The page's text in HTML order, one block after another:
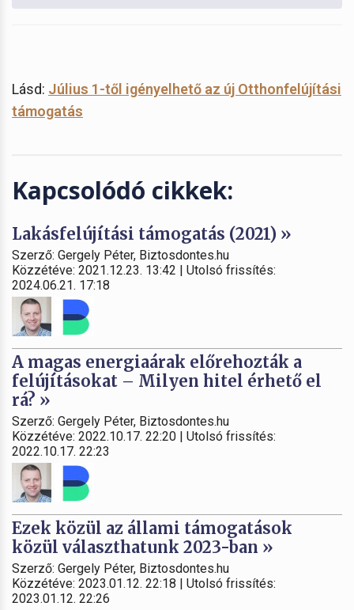
Lásd: Július 1-től igényelhető az új Otthonfelújítási
támogatás
Kapcsolódó cikkek:
Lakásfelújítási támogatás (2021) »
Szerző: Gergely Péter, Biztosdontes.hu
Közzétéve: 2021.12.23. 13:42 | Utolsó frissítés:
2024.06.21. 17:18
A magas energiaárak előrehozták a
felújításokat – Milyen hitel érhető el
rá? »
Szerző: Gergely Péter, Biztosdontes.hu
Közzétéve: 2022.10.17. 22:20 | Utolsó frissítés:
2022.10.17. 22:23
Ezek közül az állami támogatások
közül választhatunk 2023-ban »
Szerző: Gergely Péter, Biztosdontes.hu
Közzétéve: 2023.01.12. 22:18 | Utolsó frissítés:
2023.01.12. 22:26